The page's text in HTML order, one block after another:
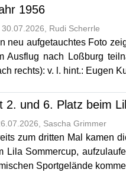
1956
Rudi Scherrle
neu aufgetauchtes Foto
Ausflug nach Loßburg
rechts): v. l. hint.: Eugen
2. und 6. Platz beim
Sascha Grimmer
zum dritten Mal kamen
Lila Sommercup,
Sportgelände